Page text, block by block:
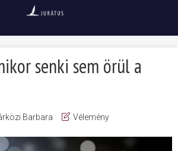
senki sem örül a
Barbara Vélemény